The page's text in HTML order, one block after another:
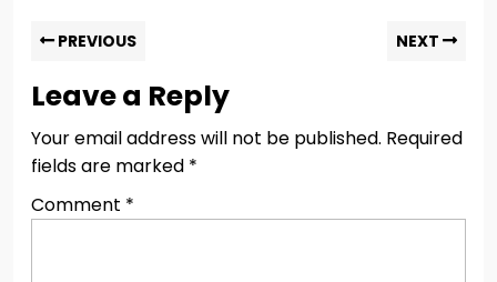
Post
PREVIOUS NEXT
Leave a Reply
Your email address will not be published. Required
fields are marked *
Comment *